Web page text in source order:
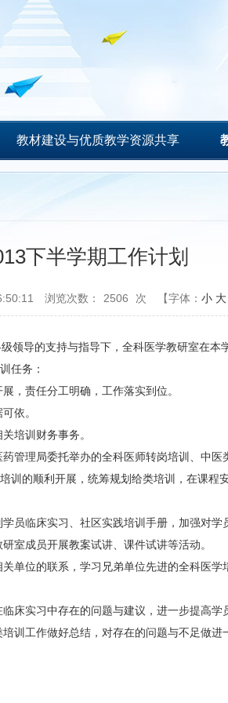
教材建设与优质教学资源共享
下半学期工作计划
浏览次数： 2506 次 【字体： 小 大
导的支持与指导下，全科医学教研室在本
任务：
责任分工明确，工作落实到位。
依。
培训财务事务。
理局委托举办的全科医师转岗培训、中医
训的顺利开展，统筹规划给类培训，在课程
临床实习、社区实践培训手册，加强对学
成员开展教案试讲、课件试讲等活动。
位的联系，学习兄弟单位先进的全科医学
实习中存在的问题与建议，进一步提高学
工作做好总结，对存在的问题与不足做进